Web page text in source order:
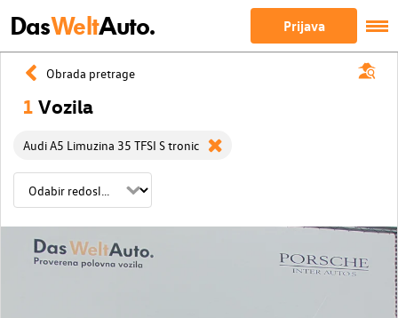
DasWeltAuto. Prijava
Obrada pretrage
1 Vozila
Audi A5 Limuzina 35 TFSI S tronic